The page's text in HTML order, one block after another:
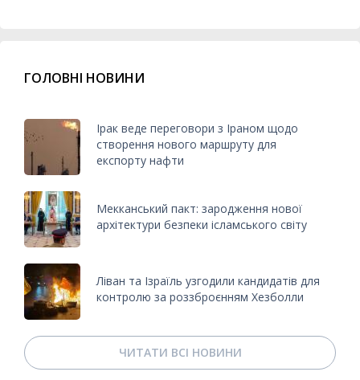
ГОЛОВНІ НОВИНИ
Ірак веде переговори з Іраном щодо
створення нового маршруту для
експорту нафти
Мекканський пакт: зародження нової
архітектури безпеки ісламського світу
Ліван та Ізраїль узгодили кандидатів для
контролю за роззброєнням Хезболли
ЧИТАТИ ВСІ НОВИНИ